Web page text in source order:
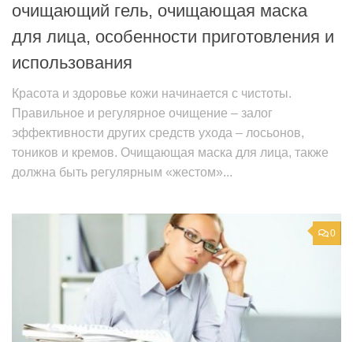
очищающий гель, очищающая маска
для лица, особенности приготовления и
использования
Красота и здоровье кожи начинается с чистоты.
Правильное и регулярное очищение – залог
эффективности других средств ухода – лосьонов,
тоников и кремов. Очищающая маска для лица, также
должна быть регулярным «жестом»...
0